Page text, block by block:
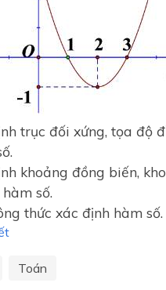
trục đối xứng, tọa độ
khoảng đồng biến,
số.
thức xác định hàm số.
Toán